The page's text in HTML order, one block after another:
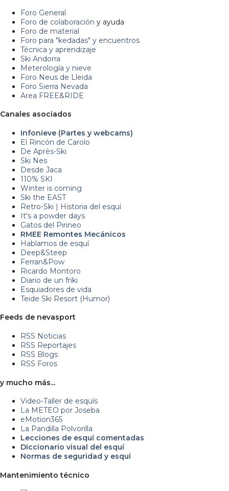
Foro General
Foro de colaboración y ayuda
Foro de material
Foro para "kedadas" y encuentros
Técnica y aprendizaje
Ski Andorra
Meterología y nieve
Foro Neus de Lleida
Foro Sierra Nevada
Area FREE&RIDE
Canales asociados
Infonieve (Partes y webcams)
El Rincón de Carolo
De Après-Ski
Ski Nes
Desde Jaca
110% SKI
Winter is coming
Ski the EAST
Retro-Ski | Historia del esquí
It's a powder days
Gatos del Pirineo
RMEE Remontes Mecánicos
Hablamos de esquí
Deep&Steep
Ferran&Pow
Ricardo Montoro
Diario de un friki
Esquiadores de vida
Teide Ski Resort (Humor)
Feeds de nevasport
RSS Noticias
RSS Reportajes
RSS Blogs
RSS Foros
y mucho más...
Video-Taller de esquís
La METEO por Joseba
eMotion365
La Pandilla Polvorilla
Lecciones de esquí comentadas
Diccionario visual del esquí
Normas de seguridad y esquí
Mantenimiento técnico